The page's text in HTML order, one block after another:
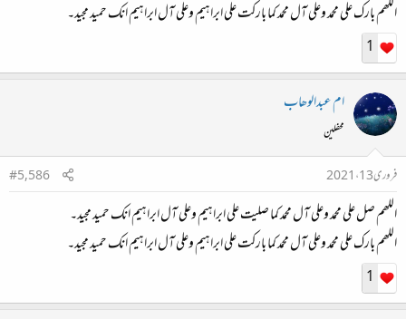
اللھم بارک علی محمد وعلی آل محمد کما بارکت علی ابراہیم وعلی آل ابراہیم انک حمید مجید۔
1
ام عبدالوھاب
محفلین
فروری 13، 2021
#5,586
اللھم صل علی محمد وعلی آل محمد کما صلیت علی ابراہیم وعلی آل ابراہیم انک حمید مجید۔
اللھم بارک علی محمد وعلی آل محمد کما بارکت علی ابراہیم وعلی آل ابراہیم انک حمید مجید۔
1